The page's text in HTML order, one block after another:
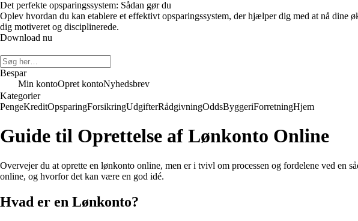
Det perfekte opsparingssystem: Sådan gør du
Oplev hvordan du kan etablere et effektivt opsparingssystem, der hjælper dig med at nå
dig motiveret og disciplinerede.
Download nu
Bespar
Min kontoOpret kontoNyhedsbrev
Kategorier
PengeKreditOpsparingForsikringUdgifterRådgivningOddsByggeriForretningHjem
Guide til Oprettelse af Lønkonto Online
Overvejer du at oprette en lønkonto online, men er i tvivl om processen og fordelene ved en
online, og hvorfor det kan være en god idé.
Hvad er en Lønkonto?